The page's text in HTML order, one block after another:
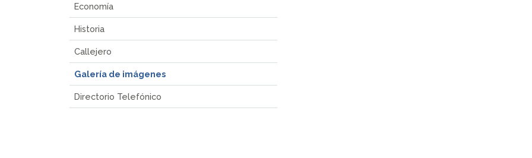
Economía
Historia
Callejero
Galería de imágenes
Directorio Telefónico